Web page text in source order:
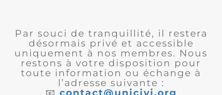
Par souci de tranquillité, il restera
désormais privé et accessible
uniquement à nos membres. Nous
restons à votre disposition pour
toute information ou échange à
l’adresse suivante :